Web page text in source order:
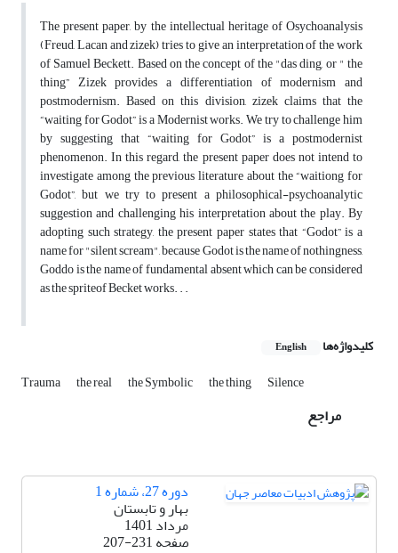
The present paper, by the intellectual heritage of Osychoanalysis
(Freud, Lacan and zizek) tries to give an interpretation of the work
of Samuel Beckett. Based on the concept of the "das ding, or " the
thing” Zizek provides a differentiation of modernism and
postmodernism. Based on this division, zizek claims that the
“waiting for Godot” is a Modernist works. We try to challenge him
by suggesting that “waiting for Godot” is a postmodernist
phenomenon. In this regard, the present paper does not intend to
investigate among the previous literature about the “waitiong for
Godot”, but we try to present a philosophical-psychoanalytic
suggestion and challenging his interpretation about the play. By
adopting such strategy, the present paper states that “Godot” is a
name for "silent scream", because Godot is the name of nothingness,
Goddo is the name of fundamental absent which can be considered
as the spriteof Becket works. . .
کلیدواژه‌ها English
Trauma the real the Symbolic the thing Silence
مراجع
دوره 27، شماره 1
بهار و تابستان
مرداد 1401
صفحه207-231